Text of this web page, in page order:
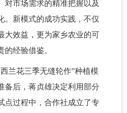
对市场需求的精准把握以及
。新模式的成功实践，不仅
大效益，更为家乡农业的可
的经验借鉴。
兰花三季无缝轮作”种植模
备后，蒋贞雄决定利用部分
点过程中，合作社成立了专